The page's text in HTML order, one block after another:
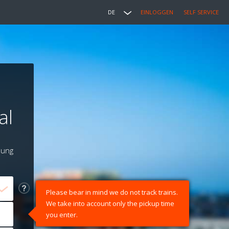
DE EINLOGGEN SELF SERVICE
Please bear in mind we do not track trains.
We take into account only the pickup time
you enter.